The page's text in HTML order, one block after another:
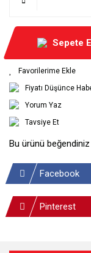
Sepete
Fiyatı Düşünce
Yorum Yaz
Tavsiye Et
Bu ürünü
Facebook
Pinterest